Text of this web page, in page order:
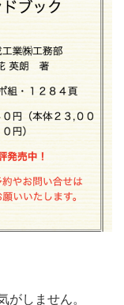
しません。